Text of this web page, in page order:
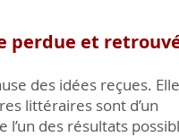
perdue et
des idées reçues.
littéraires sont d’un
des résultats